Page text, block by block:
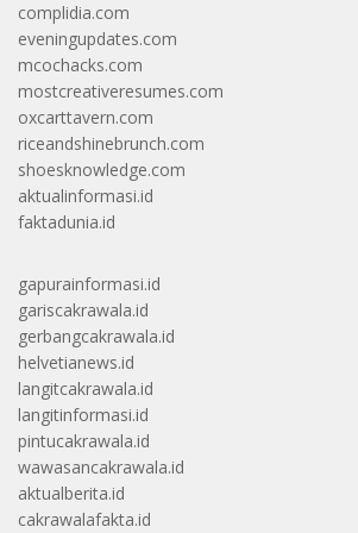
complidia.com
eveningupdates.com
mcochacks.com
mostcreativeresumes.com
oxcarttavern.com
riceandshinebrunch.com
shoesknowledge.com
aktualinformasi.id
faktadunia.id
gapurainformasi.id
gariscakrawala.id
gerbangcakrawala.id
helvetianews.id
langitcakrawala.id
langitinformasi.id
pintucakrawala.id
wawasancakrawala.id
aktualberita.id
cakrawalafakta.id